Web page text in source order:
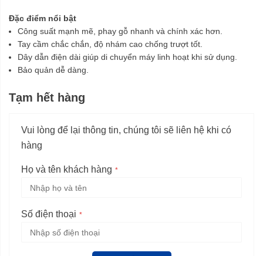
Đặc điểm nổi bật
Công suất mạnh mẽ, phay gỗ nhanh và chính xác hơn.
Tay cầm chắc chắn, độ nhám cao chống trượt tốt.
Dây dẫn điện dài giúp di chuyển máy linh hoạt khi sử dụng.
Bảo quản dễ dàng.
Tạm hết hàng
Vui lòng để lại thông tin, chúng tôi sẽ liên hệ khi có
hàng
Họ và tên khách hàng
Số điện thoại